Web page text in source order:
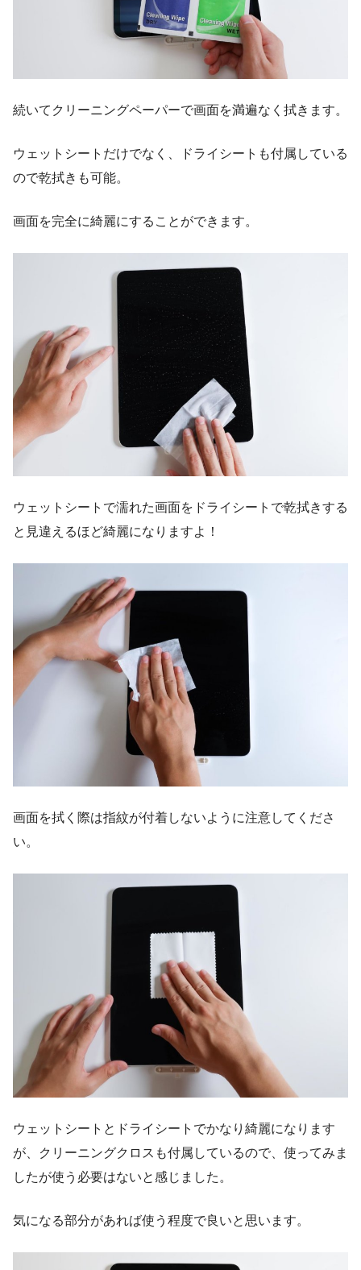
続いてクリーニングペーパーで画面を満遍なく拭きます。
ウェットシートだけでなく、ドライシートも付属している
ので乾拭きも可能。
画面を完全に綺麗にすることができます。
ウェットシートで濡れた画面をドライシートで乾拭きする
と見違えるほど綺麗になりますよ！
画面を拭く際は指紋が付着しないように注意してくださ
い。
ウェットシートとドライシートでかなり綺麗になります
が、クリーニングクロスも付属しているので、使ってみま
したが使う必要はないと感じました。
気になる部分があれば使う程度で良いと思います。